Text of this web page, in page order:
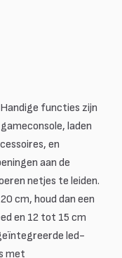
functies zijn
laden
en
aan de
netjes te leiden.
cm, houd dan een
en 12 tot 15 cm
led-
met